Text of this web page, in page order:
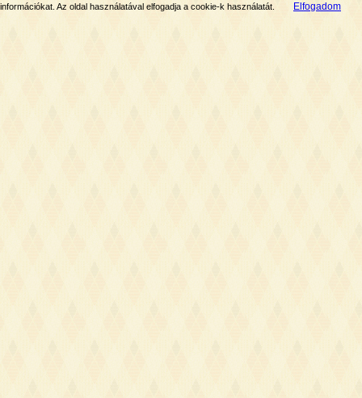
információkat. Az oldal használatával elfogadja a cookie-k használatát.
Elfogadom